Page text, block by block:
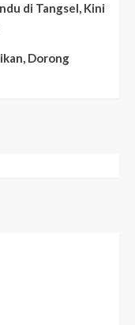
di Tangsel, Kini
Dorong